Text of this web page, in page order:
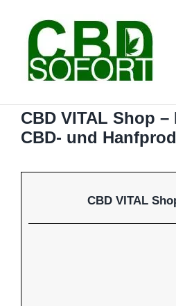
springen
CBD VITAL Shop –
CBD- und
CBD VITAL